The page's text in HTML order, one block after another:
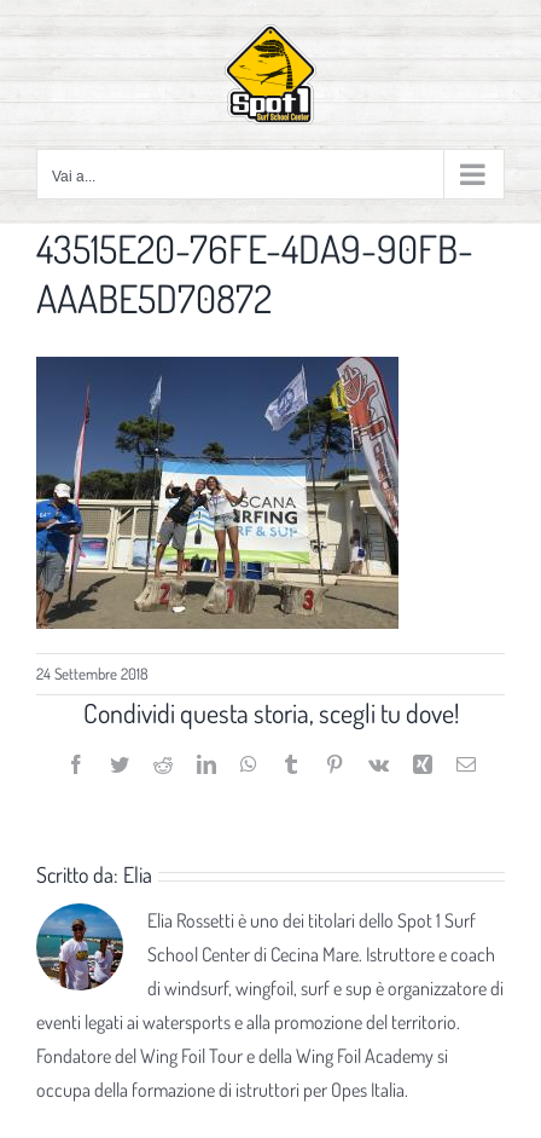
contenuto
Vai a...
43515E20-76FE-4DA9-90FB-
AAABE5D70872
24 Settembre 2018
Condividi questa storia, scegli tu dove!
Facebook
TwitterRedditLinkedInWhatsApp
TumblrPinterest
Vk Xing Email
Scritto da: Elia
Elia Rossetti è uno dei titolari dello Spot 1 Surf
School Center di Cecina Mare. Istruttore e coach
di windsurf, wingfoil, surf e sup è organizzatore di
eventi legati ai watersports e alla promozione del territorio.
Fondatore del Wing Foil Tour e della Wing Foil Academy si
occupa della formazione di istruttori per Opes Italia.